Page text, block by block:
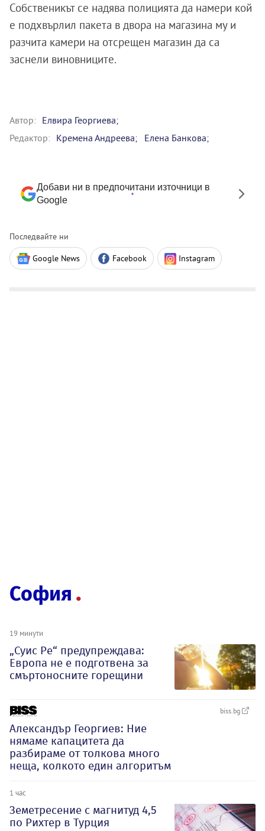
Собственикът се надява полицията да намери кой
е подхвърлил пакета в двора на магазина му и
разчита камери на отсрещен магазин да са
заснели виновниците.
Автор: Елвира Георгиева;
Редактор: Кремена Андреева; Eлена Банкова;
Добави ни в предпочитани източници в
Google
Последвайте ни
Google News Facebook Instagram
София
19 минути
„Суис Ре“ предупреждава:
Европа не е подготвена за
смъртоносните горещини
biss.bg
Александър Георгиев: Ние
нямаме капацитета да
разбираме от толкова много
неща, колкото един алгоритъм
1 час
Земетресение с магнитуд 4,5
по Рихтер в Турция